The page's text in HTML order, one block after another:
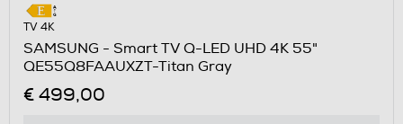
TV 4K
SAMSUNG - Smart TV Q-LED UHD 4K 55"
QE55Q8FAAUXZT-Titan Gray
€ 499,00